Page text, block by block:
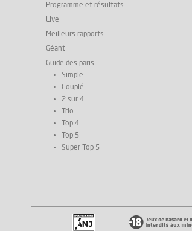
Programme et résultats
Live
Meilleurs rapports
Géant
Guide des paris
Simple
Couplé
2 sur 4
Trio
Top 4
Top 5
Super Top 5